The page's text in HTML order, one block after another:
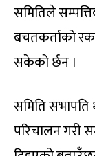
समितिले
बचतकर्ताको
सकेको र्छन ।
समिति
परिचालन गरी